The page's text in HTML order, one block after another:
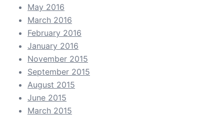
May 2016
March 2016
February 2016
January 2016
November 2015
September 2015
August 2015
June 2015
March 2015